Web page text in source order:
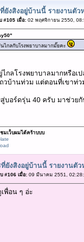
ยังสิงอยู่บ้านนี้ รายงานตัว
#105 เมื่อ:02 พฤศจิกายน 2550,
ไกลกับโรงพยาบาลมากมั๊ยคะ
กลโรงพยาบาลมากหรือเ
บ้านท่วม แต่ตอนที่เขาท่
บอร์ดรุ่น 40 ครับ มาช่วยกั
มเว็บผมได้คร้าบบบ
ที่ยังสิงอยู่บ้านนี้ รายงานตัว
#106 เมื่อ:09 มีนาคม 2551,
พื่อน ๆ อ่ะ